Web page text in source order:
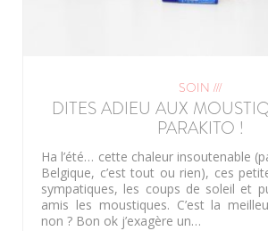
SOIN ///
DITES ADIEU AUX
PARAKITO !
Ha l’été… cette chaleur insoutenable
Belgique, c’est tout ou rien), ces
sympatiques, les coups de soleil et
amis les moustiques. C’est la
non ? Bon ok j’exagère un…